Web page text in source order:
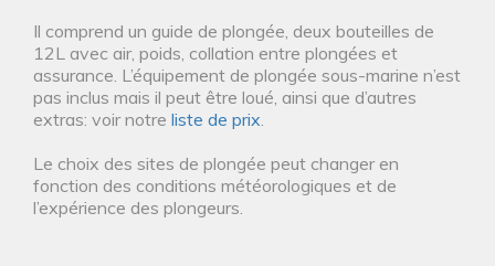
Il comprend un guide de plongée, deux bouteilles de
12L avec air, poids, collation entre plongées et
assurance. L’équipement de plongée sous-marine n’est
pas inclus mais il peut être loué, ainsi que d’autres
extras: voir notre liste de prix.
Le choix des sites de plongée peut changer en
fonction des conditions météorologiques et de
l’expérience des plongeurs.